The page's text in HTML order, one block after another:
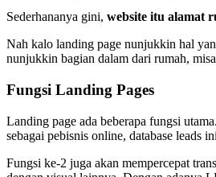
Sederhananya gini, website itu alamat
Nah kalo landing page nunjukkin hal
nunjukkin bagian dalam dari rumah,
Fungsi Landing Pages
Landing page ada beberapa fungsi
sebagai pebisnis online, database leads
Fungsi ke-2 juga akan mempercepat